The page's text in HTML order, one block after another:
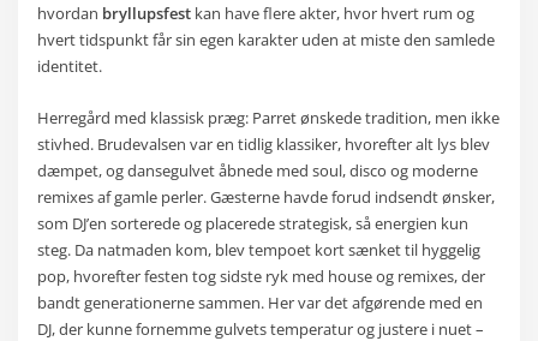
hvordan bryllupsfest kan have flere akter, hvor hvert rum og
hvert tidspunkt får sin egen karakter uden at miste den samlede
identitet.
Herregård med klassisk præg: Parret ønskede tradition, men ikke
stivhed. Brudevalsen var en tidlig klassiker, hvorefter alt lys blev
dæmpet, og dansegulvet åbnede med soul, disco og moderne
remixes af gamle perler. Gæsterne havde forud indsendt ønsker,
som DJ’en sorterede og placerede strategisk, så energien kun
steg. Da natmaden kom, blev tempoet kort sænket til hyggelig
pop, hvorefter festen tog sidste ryk med house og remixes, der
bandt generationerne sammen. Her var det afgørende med en
DJ, der kunne fornemme gulvets temperatur og justere i nuet –